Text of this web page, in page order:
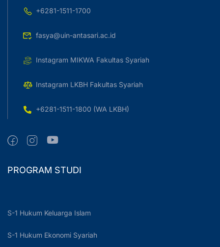
+6281-1511-1700
fasya@uin-antasari.ac.id
Instagram MIKWA Fakultas Syariah
Instagram LKBH Fakultas Syariah
+6281-1511-1800 (WA LKBH)
PROGRAM STUDI
S-1 Hukum Keluarga Islam
S-1 Hukum Ekonomi Syariah